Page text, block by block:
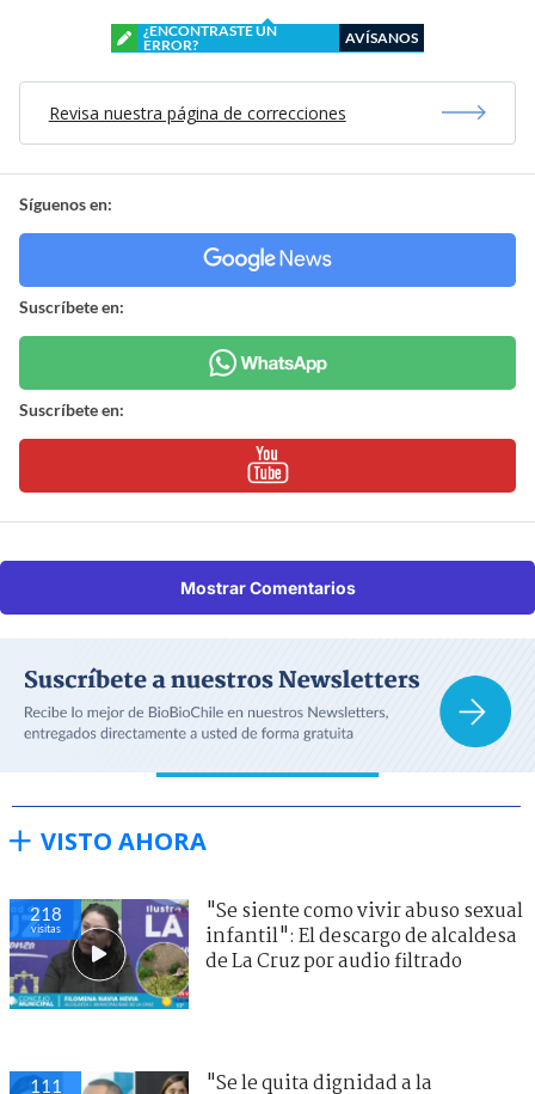
¿ENCONTRASTE UN
ERROR?
AVÍSANOS
Revisa nuestra página de correcciones
Síguenos en:
Suscríbete en:
Suscríbete en:
Mostrar Comentarios
VISTO AHORA
218
visitas
"Se siente como vivir abuso sexual
infantil": El descargo de alcaldesa
de La Cruz por audio filtrado
111
"Se le quita dignidad a la